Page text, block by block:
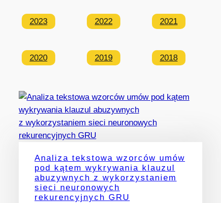
2023 2022 2021
2020 2019 2018
Analiza tekstowa wzorców umów
pod kątem wykrywania klauzul
abuzywnych z wykorzystaniem
sieci neuronowych
rekurencyjnych GRU